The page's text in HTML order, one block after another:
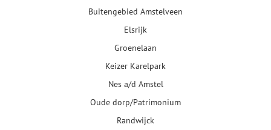
Buitengebied Amstelveen
Elsrijk
Groenelaan
Keizer Karelpark
Nes a/d Amstel
Oude dorp/Patrimonium
Randwijck